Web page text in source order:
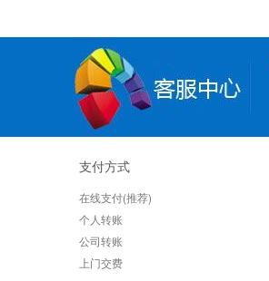
支付方式
在线支付(推荐)
个人转账
公司转账
上门交费